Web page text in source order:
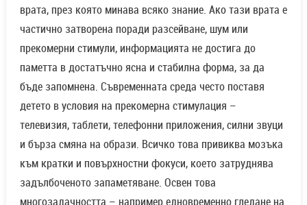
врата, през която минава всяко знание. Ако тази врата е
частично затворена поради разсейване, шум или
прекомерни стимули, информацията не достига до
паметта в достатъчно ясна и стабилна форма, за да
бъде запомнена. Съвременната среда често поставя
детето в условия на прекомерна стимулация –
телевизия, таблети, телефонни приложения, силни звуци
и бърза смяна на образи. Всичко това привиква мозъка
към кратки и повърхностни фокуси, което затруднява
задълбоченото запаметяване. Освен това
многозадачността – например едновременно гледане на